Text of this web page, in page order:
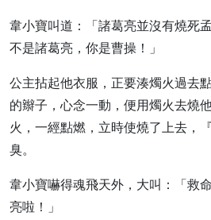
韋小寶叫道：「諸葛亮並沒有燒死
不是諸葛亮，你是曹操！」
公主拈起他衣服，正要湊燭火過去
的辮子，心念一動，便用燭火去燒
火，一經點燃，立時使燒了上去，
臭。
韋小寶嚇得魂飛天外，大叫：「救
亮啦！」